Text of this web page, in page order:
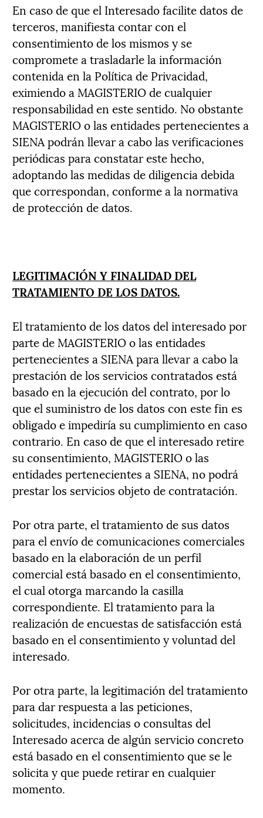
En caso de que el Interesado facilite datos de
terceros, manifiesta contar con el
consentimiento de los mismos y se
compromete a trasladarle la información
contenida en la Política de Privacidad,
eximiendo a MAGISTERIO de cualquier
responsabilidad en este sentido. No obstante
MAGISTERIO o las entidades pertenecientes a
SIENA podrán llevar a cabo las verificaciones
periódicas para constatar este hecho,
adoptando las medidas de diligencia debida
que correspondan, conforme a la normativa
de protección de datos.
LEGITIMACIÓN Y FINALIDAD DEL
TRATAMIENTO DE LOS DATOS.
El tratamiento de los datos del interesado por
parte de MAGISTERIO o las entidades
pertenecientes a SIENA para llevar a cabo la
prestación de los servicios contratados está
basado en la ejecución del contrato, por lo
que el suministro de los datos con este fin es
obligado e impediría su cumplimiento en caso
contrario. En caso de que el interesado retire
su consentimiento, MAGISTERIO o las
entidades pertenecientes a SIENA, no podrá
prestar los servicios objeto de contratación.
Por otra parte, el tratamiento de sus datos
para el envío de comunicaciones comerciales
basado en la elaboración de un perfil
comercial está basado en el consentimiento,
el cual otorga marcando la casilla
correspondiente. El tratamiento para la
realización de encuestas de satisfacción está
basado en el consentimiento y voluntad del
interesado.
Por otra parte, la legitimación del tratamiento
para dar respuesta a las peticiones,
solicitudes, incidencias o consultas del
Interesado acerca de algún servicio concreto
está basado en el consentimiento que se le
solicita y que puede retirar en cualquier
momento.